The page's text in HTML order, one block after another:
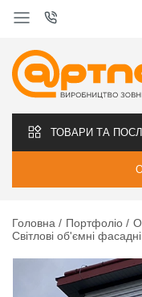
ТОВАРИ ТА
Головна Портфоліо
Світлові об'ємні